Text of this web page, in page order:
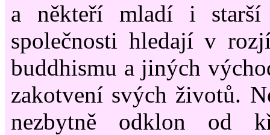
a někteří mladí i starší
společnosti hledají v
buddhismu a jiných
zakotvení svých životů.
nezbytně odklon od